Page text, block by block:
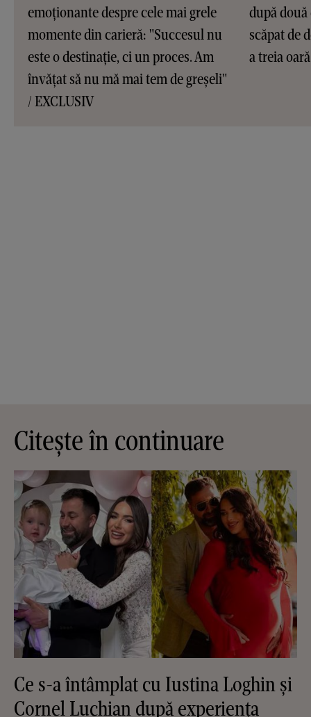
emoționante despre cele mai grele
momente din carieră: "Succesul nu
este o destinație, ci un proces. Am
învățat să nu mă mai tem de greșeli"
/ EXCLUSIV
după
scăpat de
a treia
Citește în continuare
Ce s-a întâmplat cu Iustina Loghin și
Cornel Luchian după experiența